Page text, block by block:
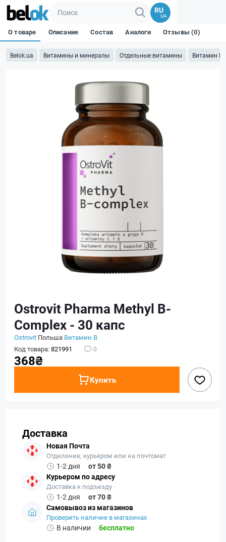
RU
UA
Belok.ua Витамины и минералы Отдельные витамины Витамин B
О товаре Описание Состав Аналоги Отзывы (0)
Ostrovit Pharma Methyl B-
Complex - 30 капс
Ostrovit Польша Витамин B
Код товара:821991 0
368₴
Купить
Доставка
Новая Почта
Отделение, курьером или на почтомат
1-2 дня
от 50 ₴
Курьером по адресу
Доставка к подъезду
1-2 дня
от 70 ₴
Самовывоз из магазинов
Проверить наличие в магазинах
В наличии бесплатно